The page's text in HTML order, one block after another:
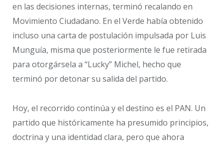
en las decisiones internas, terminó recalando en
Movimiento Ciudadano. En el Verde había obtenido
incluso una carta de postulación impulsada por Luis
Munguía, misma que posteriormente le fue retirada
para otorgársela a “Lucky” Michel, hecho que
terminó por detonar su salida del partido.
Hoy, el recorrido continúa y el destino es el PAN. Un
partido que históricamente ha presumido principios,
doctrina y una identidad clara, pero que ahora